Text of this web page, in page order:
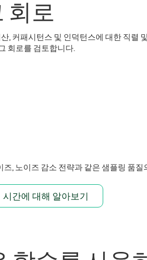
회로
, 커패시턴스 및 인덕턴스에 대한 직렬
회로를 검토합니다.
, 노이즈 감소 전략과 같은 샘플링 품질
시간에 대해 알아보기